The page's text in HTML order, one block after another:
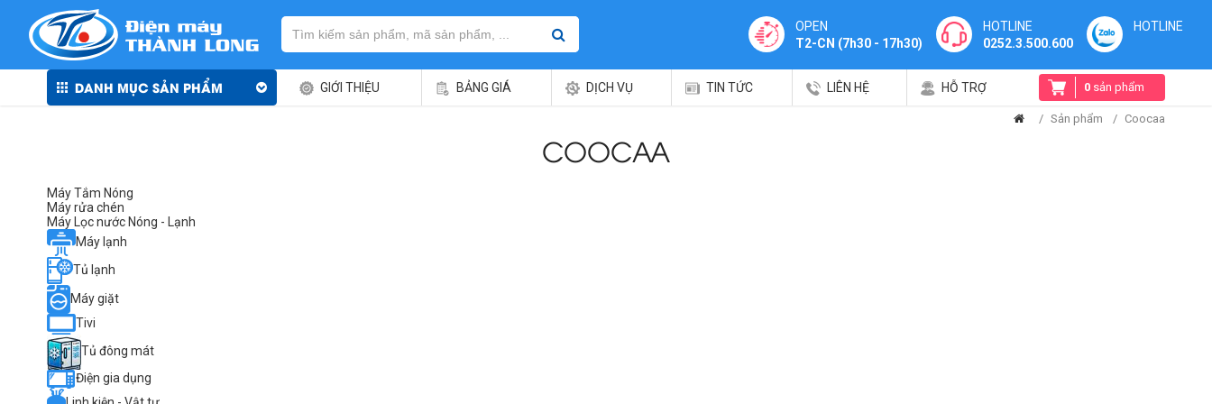
OPEN
T2-CN (7h30 - 17h30)
HOTLINE
0252.3.500.600
HOTLINE
DANH MỤC SẢN PHẨM GIỚI THIỆU BẢNG GIÁ DỊCH VỤ TIN TỨC LIÊN HỆ HỖ TRỢ 0 sản phẩm
Sản phẩm Coocaa
COOCAA
Máy Tắm Nóng
Máy rửa chén
Máy Lọc nước Nóng - Lạnh
Máy lạnh
Tủ lạnh
Máy giặt
Tivi
Tủ đông mát
Điện gia dụng